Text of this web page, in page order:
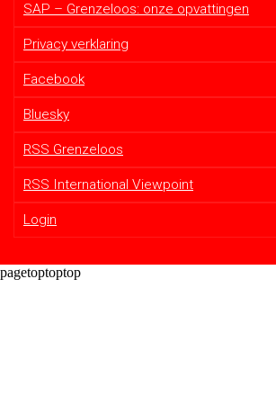
SAP – Grenzeloos: onze opvattingen
Privacy verklaring
Facebook
Bluesky
RSS Grenzeloos
RSS International Viewpoint
Login
pagetoptoptop